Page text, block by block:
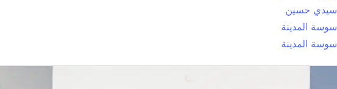
سيدي حسين
سوسة المدينة
سوسة المدينة